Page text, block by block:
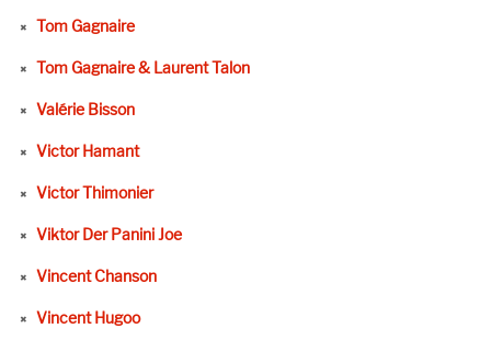
Tom Gagnaire
Tom Gagnaire & Laurent Talon
Valérie Bisson
Victor Hamant
Victor Thimonier
Viktor Der Panini Joe
Vincent Chanson
Vincent Hugoo